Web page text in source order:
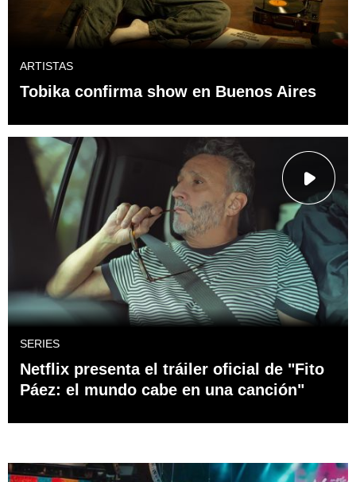
ARTISTAS
Tobika confirma show en Buenos Aires
SERIES
Netflix presenta el tráiler oficial de "Fito
Páez: el mundo cabe en una canción"